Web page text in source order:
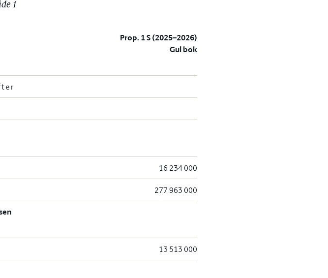
1
Prop. 1 S (2025–2026)
Gul bok
16 234 000
277 963 000
13 513 000